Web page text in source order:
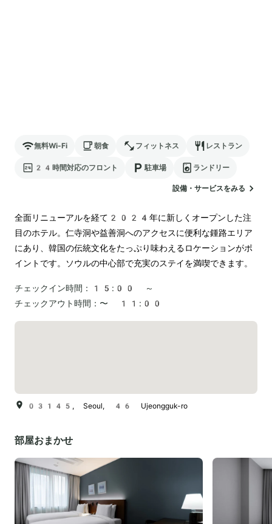
無料Wi-Fi 朝食 フィットネス レストラン
24時間対応のフロント 駐車場 ランドリー
設備・サービスをみる
全面リニューアルを経て2024年に新しくオープンした注
目のホテル。仁寺洞や益善洞へのアクセスに便利な鍾路エリア
にあり、韓国の伝統文化をたっぷり味わえるロケーションがポ
イントです。ソウルの中心部で充実のステイを満喫できます。
チェックイン時間：
15:00 ～
チェックアウト時間： 〜 11:00
03145, Seoul, 46 Ujeongguk-ro
部屋おまかせ